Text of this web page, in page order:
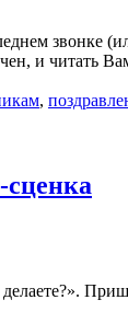
и читать
,